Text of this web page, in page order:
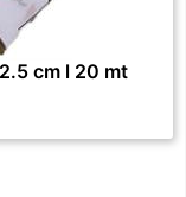
cm l 20 mt